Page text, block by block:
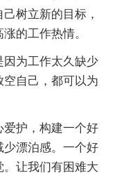
树立新的目标，
的工作热情。
因为工作太久缺少
自己，都可以为
护，构建一个好
少漂泊感。一个好
让我们有困难大